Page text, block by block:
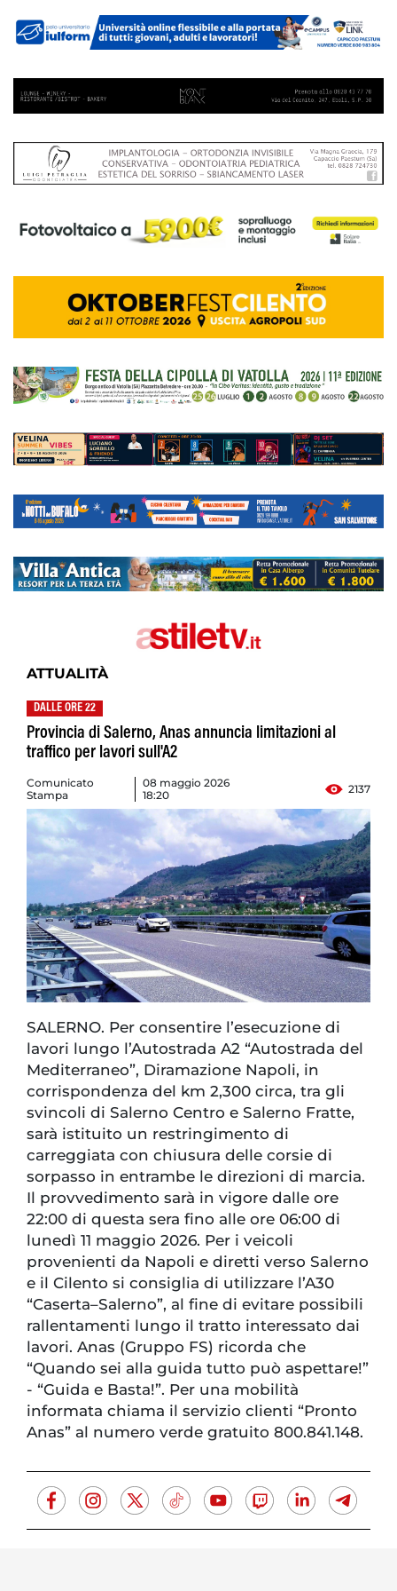
ATTUALITÀ
DALLE ORE 22
Provincia di Salerno, Anas annuncia limitazioni al
traffico per lavori sull'A2
Comunicato
Stampa
08 maggio 2026
18:20
2137
SALERNO. Per consentire l’esecuzione di
lavori lungo l’Autostrada A2 “Autostrada del
Mediterraneo”, Diramazione Napoli, in
corrispondenza del km 2,300 circa, tra gli
svincoli di Salerno Centro e Salerno Fratte,
sarà istituito un restringimento di
carreggiata con chiusura delle corsie di
sorpasso in entrambe le direzioni di marcia.
Il provvedimento sarà in vigore dalle ore
22:00 di questa sera fino alle ore 06:00 di
lunedì 11 maggio 2026. Per i veicoli
provenienti da Napoli e diretti verso Salerno
e il Cilento si consiglia di utilizzare l’A30
“Caserta–Salerno”, al fine di evitare possibili
rallentamenti lungo il tratto interessato dai
lavori. Anas (Gruppo FS) ricorda che
“Quando sei alla guida tutto può aspettare!”
- “Guida e Basta!”. Per una mobilità
informata chiama il servizio clienti “Pronto
Anas” al numero verde gratuito 800.841.148.